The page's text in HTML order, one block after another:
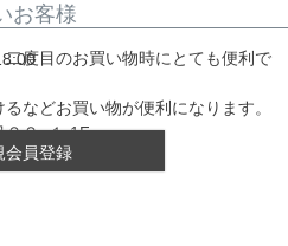
２２−１ 1F
お客様
度目のお買い物時にとても便利で
などお買い物が便利になります。
会員登録